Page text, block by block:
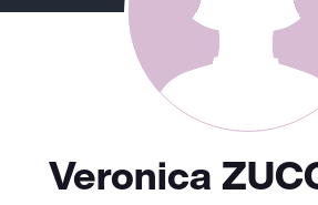
Veronica